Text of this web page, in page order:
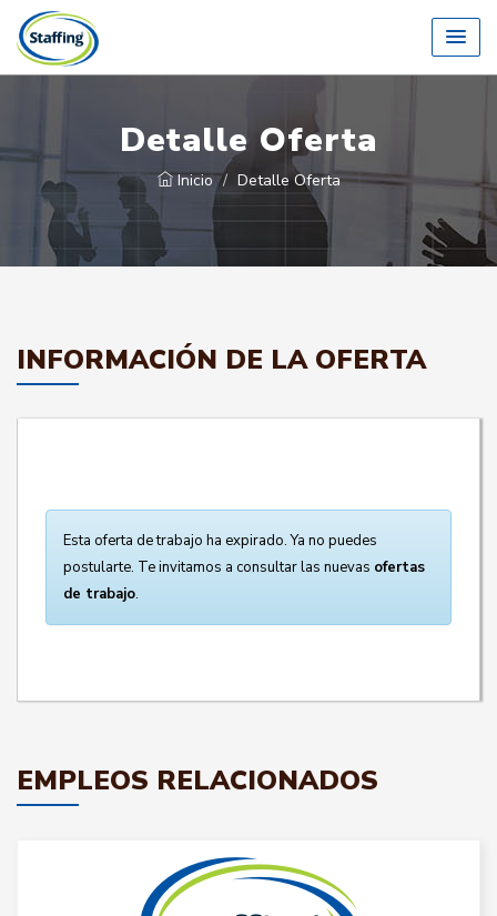
Detalle Oferta
Inicio Detalle Oferta
INFORMACIÓN DE LA OFERTA
Esta oferta de trabajo ha expirado. Ya no puedes
postularte. Te invitamos a consultar las nuevas ofertas
de trabajo.
EMPLEOS RELACIONADOS